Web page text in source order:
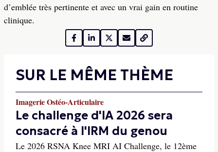
d’emblée très pertinente et avec un vrai gain en routine
clinique.
SUR LE MÊME THÈME
Imagerie Ostéo-Articulaire
Le challenge d'IA 2026 sera
consacré à l'IRM du genou
Le 2026 RSNA Knee MRI AI Challenge, le 12ème